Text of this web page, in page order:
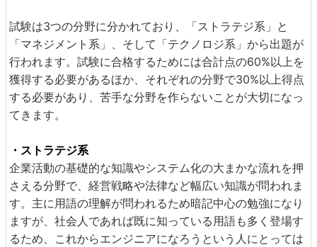
試験は3つの分野に分かれており、「ストラテジ系」と
「マネジメント系」、そして「テクノロジ系」から出題が
行われます。試験に合格するためには合計点の60%以上を
獲得する必要があるほか、それぞれの分野で30%以上得点
する必要があり、苦手な分野を作らないことが大切になっ
てきます。
・ストラテジ系
企業活動の基礎的な知識やシステム化の大まかな流れを押
さえる分野で、経営戦略や法律など幅広い知識が問われま
す。主に用語の理解が問われるため暗記中心の勉強になり
ますが、社会人であれば既に知っている用語も多く登場す
るため、これからエンジニアになろうという人にとっては